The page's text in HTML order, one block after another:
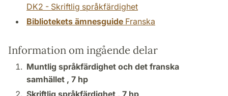
DK2 - Skriftlig språkfärdighet
Bibliotekets ämnesguide Franska
Information om ingående delar
Muntlig språkfärdighet och det franska
samhället , 7 hp